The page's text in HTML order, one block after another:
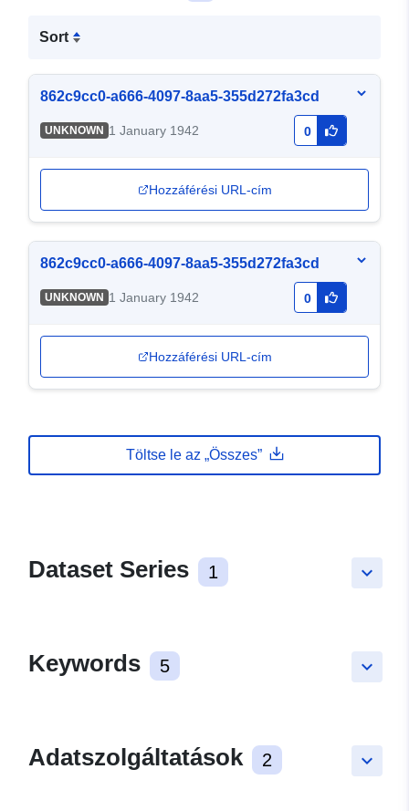
Sort
862c9cc0-a666-4097-8aa5-355d272fa3cd
UNKNOWN 1 January 1942 0
Hozzáférési URL-cím
862c9cc0-a666-4097-8aa5-355d272fa3cd
UNKNOWN 1 January 1942 0
Hozzáférési URL-cím
Töltse le az „Összes”
keyboard_arrow_down
Dataset Series 1
keyboard_arrow_down
Keywords 5
keyboard_arrow_down
Adatszolgáltatások 2